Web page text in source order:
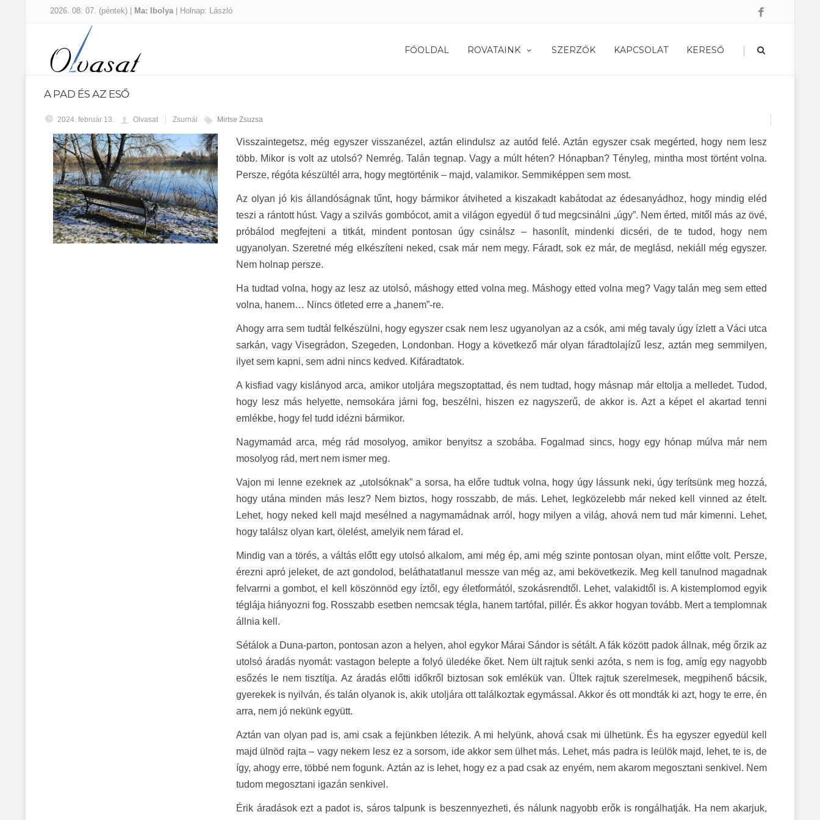
2026. 08. 07. (péntek) | Ma: Ibolya | Holnap: László
FŐOLDAL ROVATAINK SZERZŐK KAPCSOLAT KERESŐ |
A PAD ÉS AZ ESŐ
2024. február 13. Olvasat Zsurnál Mirtse Zsuzsa
Visszaintegetsz, még egyszer visszanézel, aztán elindulsz az autód felé. Aztán egyszer csak megérted, hogy nem lesz
több. Mikor is volt az utolsó? Nemrég. Talán tegnap. Vagy a múlt héten? Hónapban? Tényleg, mintha most történt volna.
Persze, régóta készültél arra, hogy megtörténik – majd, valamikor. Semmiképpen sem most.
Az olyan jó kis állandóságnak tűnt, hogy bármikor átviheted a kiszakadt kabátodat az édesanyádhoz, hogy mindig eléd
teszi a rántott húst. Vagy a szilvás gombócot, amit a világon egyedül ő tud megcsinálni „úgy”. Nem érted, mitől más az övé,
próbálod megfejteni a titkát, mindent pontosan úgy csinálsz – hasonlít, mindenki dicséri, de te tudod, hogy nem
ugyanolyan. Szeretné még elkészíteni neked, csak már nem megy. Fáradt, sok ez már, de meglásd, nekiáll még egyszer.
Nem holnap persze.
Ha tudtad volna, hogy az lesz az utolsó, máshogy etted volna meg. Máshogy etted volna meg? Vagy talán meg sem etted
volna, hanem… Nincs ötleted erre a „hanem”-re.
Ahogy arra sem tudtál felkészülni, hogy egyszer csak nem lesz ugyanolyan az a csók, ami még tavaly úgy ízlett a Váci utca
sarkán, vagy Visegrádon, Szegeden, Londonban. Hogy a következő már olyan fáradtolajízű lesz, aztán meg semmilyen,
ilyet sem kapni, sem adni nincs kedved. Kifáradtatok.
A kisfiad vagy kislányod arca, amikor utoljára megszoptattad, és nem tudtad, hogy másnap már eltolja a melledet. Tudod,
hogy lesz más helyette, nemsokára járni fog, beszélni, hiszen ez nagyszerű, de akkor is. Azt a képet el akartad tenni
emlékbe, hogy fel tudd idézni bármikor.
Nagymamád arca, még rád mosolyog, amikor benyitsz a szobába. Fogalmad sincs, hogy egy hónap múlva már nem
mosolyog rád, mert nem ismer meg.
Vajon mi lenne ezeknek az „utolsóknak” a sorsa, ha előre tudtuk volna, hogy úgy lássunk neki, úgy terítsünk meg hozzá,
hogy utána minden más lesz? Nem biztos, hogy rosszabb, de más. Lehet, legközelebb már neked kell vinned az ételt.
Lehet, hogy neked kell majd mesélned a nagymamádnak arról, hogy milyen a világ, ahová nem tud már kimenni. Lehet,
hogy találsz olyan kart, ölelést, amelyik nem fárad el.
Mindig van a törés, a váltás előtt egy utolsó alkalom, ami még ép, ami még szinte pontosan olyan, mint előtte volt. Persze,
érezni apró jeleket, de azt gondolod, beláthatatlanul messze van még az, ami bekövetkezik. Meg kell tanulnod magadnak
felvarrni a gombot, el kell köszönnöd egy íztől, egy életformától, szokásrendtől. Lehet, valakidtől is. A kistemplomod egyik
téglája hiányozni fog. Rosszabb esetben nemcsak tégla, hanem tartófal, pillér. És akkor hogyan tovább. Mert a templomnak
állnia kell.
Sétálok a Duna-parton, pontosan azon a helyen, ahol egykor Márai Sándor is sétált. A fák között padok állnak, még őrzik az
utolsó áradás nyomát: vastagon belepte a folyó üledéke őket. Nem ült rajtuk senki azóta, s nem is fog, amíg egy nagyobb
esőzés le nem tisztítja. Az áradás előtti időkről biztosan sok emlékük van. Ültek rajtuk szerelmesek, megpihenő bácsik,
gyerekek is nyilván, és talán olyanok is, akik utoljára ott találkoztak egymással. Akkor és ott mondták ki azt, hogy te erre, én
arra, nem jó nekünk együtt.
Aztán van olyan pad is, ami csak a fejünkben létezik. A mi helyünk, ahová csak mi ülhetünk. És ha egyszer egyedül kell
majd ülnöd rajta – vagy nekem lesz ez a sorsom, ide akkor sem ülhet más. Lehet, más padra is leülök majd, lehet, te is, de
így, ahogy erre, többé nem fogunk. Aztán az is lehet, hogy ez a pad csak az enyém, nem akarom megosztani senkivel. Nem
tudom megosztani igazán senkivel.
Érik áradások ezt a padot is, sáros talpunk is beszennyezheti, és nálunk nagyobb erők is rongálhatják. Ha nem akarjuk,